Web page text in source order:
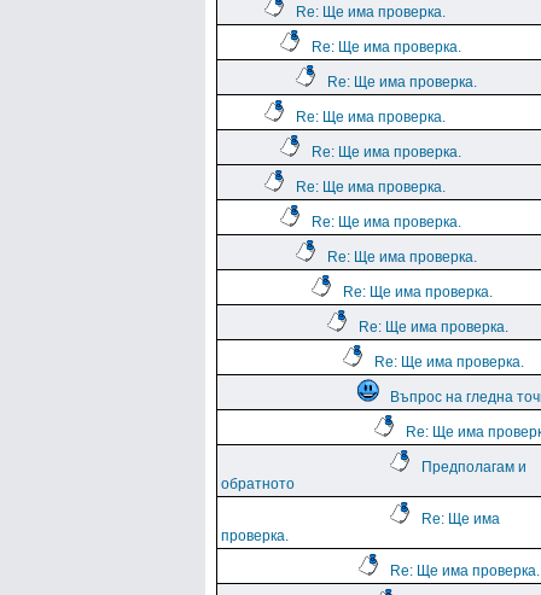
Re: Ще има проверка.
Re: Ще има проверка.
Re: Ще има проверка.
Re: Ще има проверка.
Re: Ще има проверка.
Re: Ще има проверка.
Re: Ще има проверка.
Re: Ще има проверка.
Re: Ще има проверка.
Re: Ще има проверка.
Re: Ще има проверка.
Въпрос на гледна
Re: Ще има
Предполагам и
обратното
Re: Ще има
проверка.
Re: Ще има проверка.